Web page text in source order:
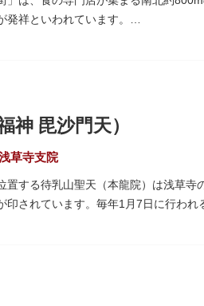
がより一層鮮やかに浮かび上がりま
も夜の醍醐味。撮影スポットやデー
祥といわれています。
様の調理器具や厨房機器、食器、包
お店もありますよ。
れる「かっぱ橋道具まつり」では、
神 毘沙門天）
草寺支院
する待乳山聖天（本龍院）は浅草
印されています。毎年1月7日に行わ
よくゆきとう）」は、聖天様を供養
また、浅草名所七福神のひとつとし